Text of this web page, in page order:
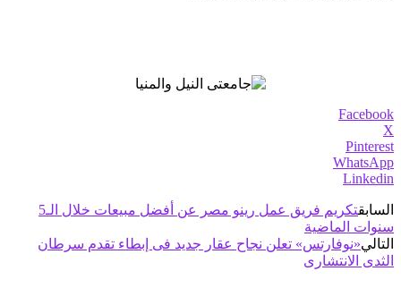
Facebook
X
Pinterest
WhatsApp
Linkedin
السابق
تكريم فريق عمل رينو مصر عن أفضل مبيعات خلال الـ5
سنوات الماضية
التالي«نوفارتس» تعلن نجاح عقار جديد فى إبطاء تقدم سرطان
الثدى الانتشارى